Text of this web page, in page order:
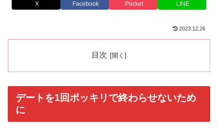
X Facebook Pocket LINE
2023.12.26
目次
デートを1回ポッキリで終わらせないため
に